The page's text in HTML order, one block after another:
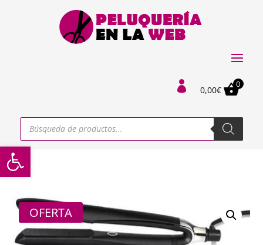
Abrir barra de herramientas
 0,00€
0
Búsqueda
productos
OFERTA